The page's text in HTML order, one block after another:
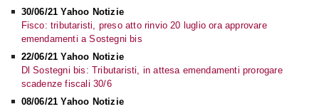
30/06/21 Yahoo Notizie
Fisco: tributaristi, preso atto rinvio 20 luglio ora approvare
emendamenti a Sostegni bis
22/06/21 Yahoo Notizie
Dl Sostegni bis: Tributaristi, in attesa emendamenti prorogare
scadenze fiscali 30/6
08/06/21 Yahoo Notizie